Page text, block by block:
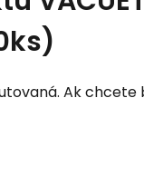
Ak chcete